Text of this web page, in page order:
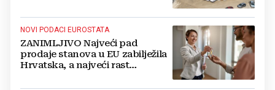
NOVI PODACI EUROSTATA
ZANIMLJIVO Najveći pad
prodaje stanova u EU zabilježila
Hrvatska, a najveći rast